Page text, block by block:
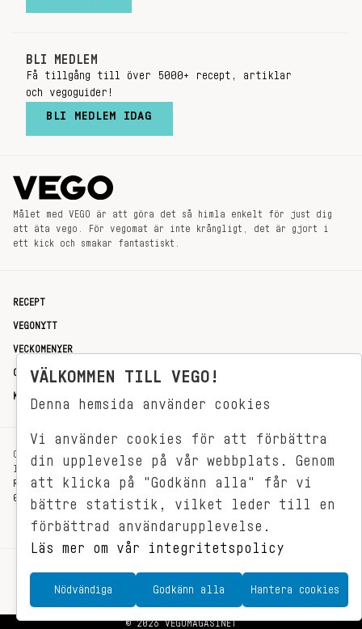
BLI MEDLEM
Få tillgång till över 5000+ recept, artiklar
och vegoguider!
BLI MEDLEM IDAG
Målet med VEGO är att göra det så himla enkelt för just dig
att äta vego. För vegomat är inte krångligt, det är gjort i
ett kick och smakar fantastiskt.
RECEPT
VEGONYTT
VECKOMENYER
OM OSS
KONTAKT
OXENSTIERNSGATAN 33
114 27 STOCKHOLM
REDAKTIONEN@VEGOMAGASINET.SE
08-799 62 01
© 2026 VEGOMAGASINET
VÄLKOMMEN TILL VEGO!
Denna hemsida använder cookies
Vi använder cookies för att förbättra
din upplevelse på vår webbplats. Genom
att klicka på "Godkänn alla" får vi
bättre statistik, vilket leder till en
förbättrad användarupplevelse.
Läs mer om vår integritetspolicy
Nödvändiga Godkänn alla Hantera cookies